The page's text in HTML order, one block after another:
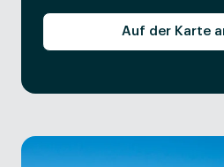
Auf der Karte